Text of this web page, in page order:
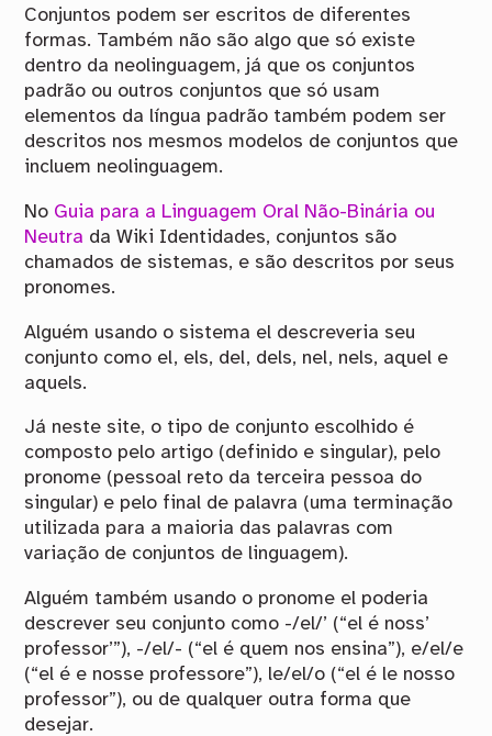
Conjuntos podem ser escritos de diferentes
formas. Também não são algo que só existe
dentro da neolinguagem, já que os conjuntos
padrão ou outros conjuntos que só usam
elementos da língua padrão também podem ser
descritos nos mesmos modelos de conjuntos que
incluem neolinguagem.
No Guia para a Linguagem Oral Não-Binária ou
Neutra da Wiki Identidades, conjuntos são
chamados de sistemas, e são descritos por seus
pronomes.
Alguém usando o sistema el descreveria seu
conjunto como el, els, del, dels, nel, nels, aquel e
aquels.
Já neste site, o tipo de conjunto escolhido é
composto pelo artigo (definido e singular), pelo
pronome (pessoal reto da terceira pessoa do
singular) e pelo final de palavra (uma terminação
utilizada para a maioria das palavras com
variação de conjuntos de linguagem).
Alguém também usando o pronome el poderia
descrever seu conjunto como -/el/’ (“el é noss’
professor’”), -/el/- (“el é quem nos ensina”), e/el/e
(“el é e nosse professore”), le/el/o (“el é le nosso
professor”), ou de qualquer outra forma que
desejar.